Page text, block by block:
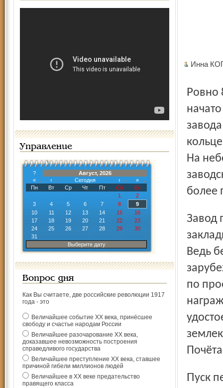
Управление
?
Август, 2026
«
‹ Сегодня ›
»
Пн
Вт Ср Чт Пт Сб
Вс
1
2
3
4 5 6 7 8
9
10
11 12 13 14 15
16
17
18 19 20 21 22
23
24
25 26 27 28 29
30
31
Выберите дату
Вопрос дня
Как Вы считаете, две российские революции 1917
года - это
Величайшее событие ХХ века, принёсшее
свободу и счастье народам России
Величайшее разочарование ХХ века,
доказавшее невозможность построения
справедливого государства
Величайшее преступление ХХ века, ставшее
причиной гибели миллионов людей
Величайшее в ХХ веке предательство
правящего класса
Инна
Ровно 80 лет назад, летом 1931-го, у нас в Ярославле было
На
более
Завод просуществовал почти полвека. Он участвовал в
Ведь
по
Пуск первой очереди завода 18 августа 1933 года был